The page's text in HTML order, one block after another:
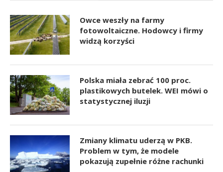
Owce weszły na farmy
fotowoltaiczne. Hodowcy i firmy
widzą korzyści
Polska miała zebrać 100 proc.
plastikowych butelek. WEI mówi o
statystycznej iluzji
Zmiany klimatu uderzą w PKB.
Problem w tym, że modele
pokazują zupełnie różne rachunki